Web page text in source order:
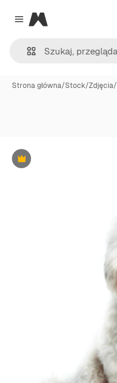
Close menu
Magnific
Strona główna/Stock/Zdjęcia/
Premium